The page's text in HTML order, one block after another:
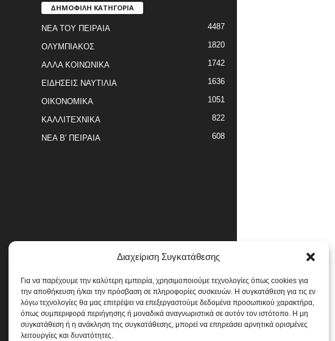
Διαχείριση Συγκατάθεσης
Για να παρέχουμε την καλύτερη εμπειρία, χρησιμοποιούμε τεχνολογίες όπως cookies για
την αποθήκευση ή/και την πρόσβαση σε πληροφορίες συσκευών. Η συγκατάθεση για τις εν
λόγω τεχνολογίες θα μας επιτρέψει να επεξεργαστούμε δεδομένα προσωπικού χαρακτήρα,
όπως συμπεριφορά περιήγησης ή μοναδικά αναγνωριστικά σε αυτόν τον ιστότοπο. Η μη
συγκατάθεση ή η ανάκληση της συγκατάθεσης, μπορεί να επηρεάσει αρνητικά ορισμένες
λειτουργίες και δυνατότητες.
ΔΗΜΟΦΙΛΗ ΚΑΤΗΓΟΡΙΑ
ΝΕΑ ΤΟΥ ΠΕΙΡΑΙΑ 4487
ΟΛΥΜΠΙΑΚΟΣ 1820
ΑΛΛΑ ΚΟΙΝΩΝΙΚΑ 1742
ΕΙΔΗΣΕΙΣ ΝΑΥΤΙΛΙΑ 1636
ΟΙΚΟΝΟΜΙΚΑ 1051
ΚΑΛΛΙΤΕΧΝΙΚΑ 822
ΝΕΑ Β' ΠΕΙΡΑΙΑ 608